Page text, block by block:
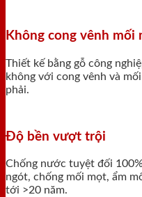
Không cong vênh mối
Thiết kế bằng gỗ công
không với cong vênh và
phải.
Độ bền vượt trội
Chống nước tuyệt đối
ngót, chống mối mọt, ẩm
tới >20 năm.